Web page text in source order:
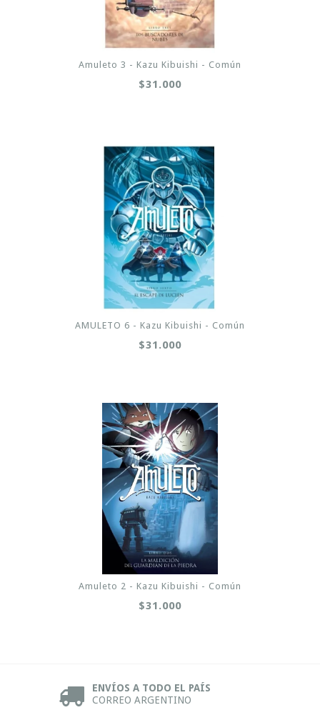
Amuleto 3 - Kazu Kibuishi - Común
$31.000
AMULETO 6 - Kazu Kibuishi - Común
$31.000
Amuleto 2 - Kazu Kibuishi - Común
$31.000
ENVÍOS A TODO EL PAÍS
CORREO ARGENTINO